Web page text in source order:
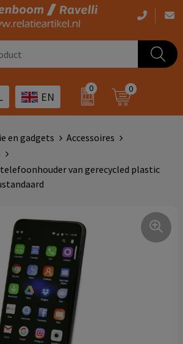
EN
0 0
& gadgets
bedrukken
en gadgets
Accessoires
van gerecycled plastic